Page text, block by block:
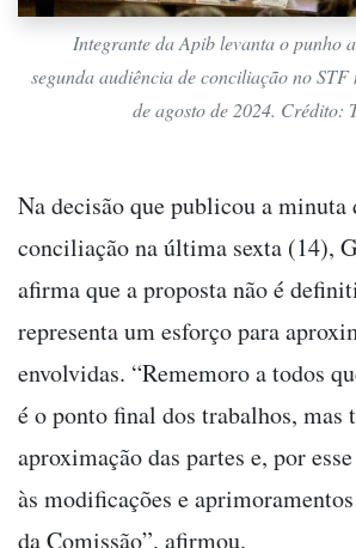
Integrante da Apib levanta o punho
segunda audiência de conciliação no
de agosto de 2024. Crédito:
Na decisão que publicou a minuta
conciliação na última sexta (14),
afirma que a proposta não é
representa um esforço para
envolvidas. “Rememoro a todos
é o ponto final dos trabalhos, mas
aproximação das partes e, por
às modificações e
da Comissão”, afirmou.